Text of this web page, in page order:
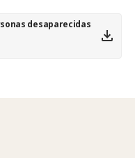
desaparecidas